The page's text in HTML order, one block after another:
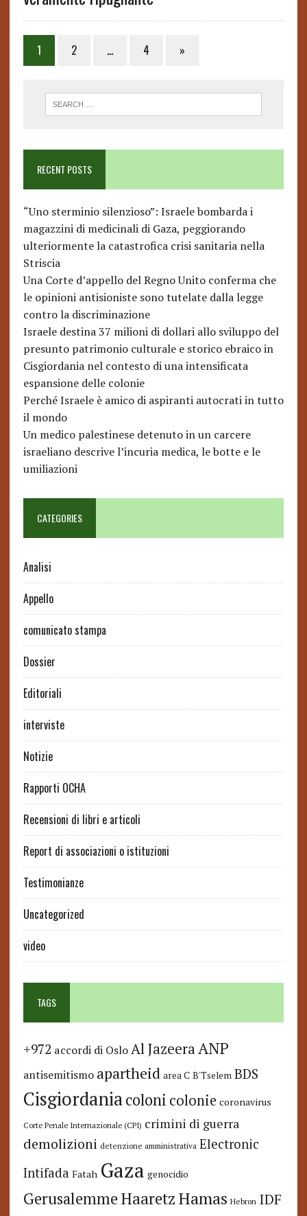
1 2 … 4 »
RECENT POSTS
“Uno sterminio silenzioso”: Israele bombarda i
magazzini di medicinali di Gaza, peggiorando
ulteriormente la catastrofica crisi sanitaria nella
Striscia
Una Corte d’appello del Regno Unito conferma che
le opinioni antisioniste sono tutelate dalla legge
contro la discriminazione
Israele destina 37 milioni di dollari allo sviluppo del
presunto patrimonio culturale e storico ebraico in
Cisgiordania nel contesto di una intensificata
espansione delle colonie
Perché Israele è amico di aspiranti autocrati in tutto
il mondo
Un medico palestinese detenuto in un carcere
israeliano descrive l’incuria medica, le botte e le
umiliazioni
CATEGORIES
Analisi
Appello
comunicato stampa
Dossier
Editoriali
interviste
Notizie
Rapporti OCHA
Recensioni di libri e articoli
Report di associazioni o istituzioni
Testimonianze
Uncategorized
video
TAGS
+972 accordi di Oslo Al JazeeraANP
antisemitismo apartheid area C B'Tselem BDS
Cisgiordaniacoloni colonie coronavirus
Corte Penale Internazionale (CPI) crimini di guerra
demolizioni detenzione amministrativa Electronic
Intifada Fatah Gaza genocidio
GerusalemmeHaaretzHamas Hebron IDF